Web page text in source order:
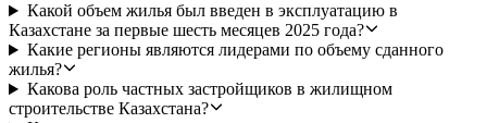
Какой объем жилья был введен в эксплуатацию в
Казахстане за первые шесть месяцев 2025 года?
Какие регионы являются лидерами по объему сданного
жилья?
Какова роль частных застройщиков в жилищном
строительстве Казахстана?